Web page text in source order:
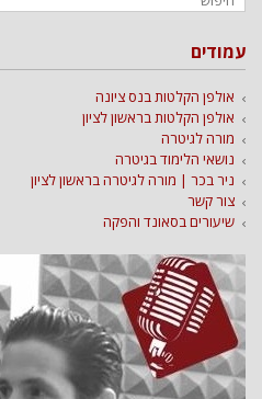
עמודים
אולפן הקלטות בנס ציונה
אולפן הקלטות בראשון לציון
מורה לגיטרה
נושאי הלימוד בגיטרה
ניר בכר | מורה לגיטרה בראשון לציון
צור קשר
שיעורים בסאונד והפקה